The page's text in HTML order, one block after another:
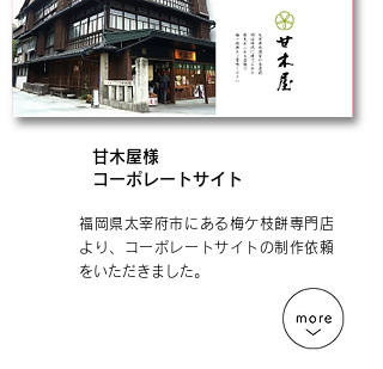
甘木屋様
コーポレートサイト
福岡県太宰府市にある梅ケ枝餅専門店
より、コーポレートサイトの制作依頼
をいただきました。